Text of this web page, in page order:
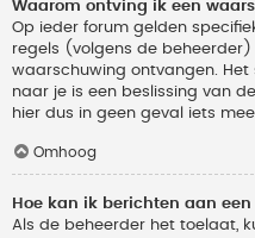
Waarom ontving ik een
Op ieder forum gelden
regels (volgens de beheerder)
waarschuwing ontvangen.
naar je is een beslissing van
hier dus in geen geval iets
Omhoog
Hoe kan ik berichten aan
Als de beheerder het toelaat,